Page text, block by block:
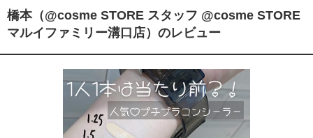
橋本（@cosme STORE スタッフ @cosme STORE
マルイファミリー溝口店）のレビュー